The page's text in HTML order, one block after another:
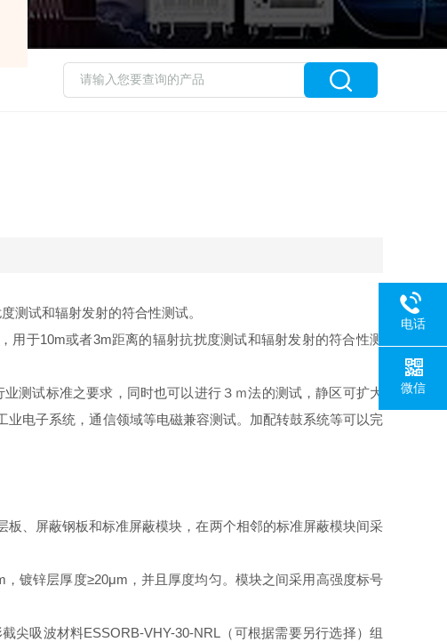
测试和辐射发射的符合性测试。
用于10m或者3m距离的辐射抗扰度测试和辐射发射的符合性测
测试标准之要求， 同时也可以进行３ｍ法的测试，静区可扩大
电子系统，通信领域等电磁兼容测试。加配转鼓系统等可以完
、屏蔽钢板和标准屏蔽模块，在两个相邻的标准屏蔽模块间采
镀锌层厚度≥20μm，并且厚度均匀。模块之间采用高强度标号
尖吸波材料ESSORB-VHY-30-NRL（可根据需要另行选择）组
电话
微信